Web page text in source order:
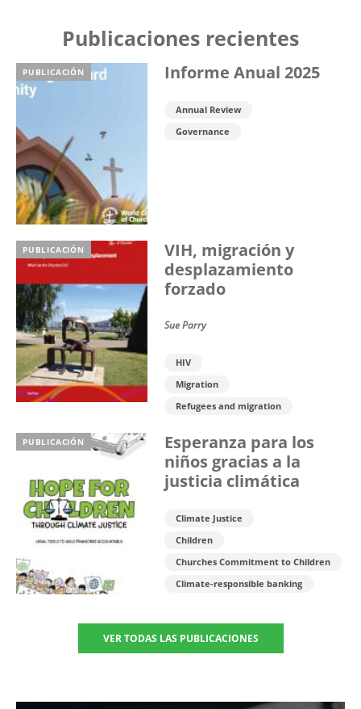
Publicaciones recientes
PUBLICACIÓN Informe Anual 2025
Annual Review
Governance
PUBLICACIÓN
VIH, migración y
desplazamiento
forzado
Sue Parry
HIV
Migration
Refugees and migration
PUBLICACIÓN
Esperanza para los
niños gracias a la
justicia climática
Climate Justice
Children
Churches Commitment to Children
Climate-responsible banking
VER TODAS LAS PUBLICACIONES